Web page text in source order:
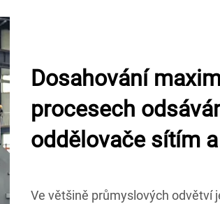
Dosahování
procesech
oddělovače sítím
Ve většině průmyslových odvětví